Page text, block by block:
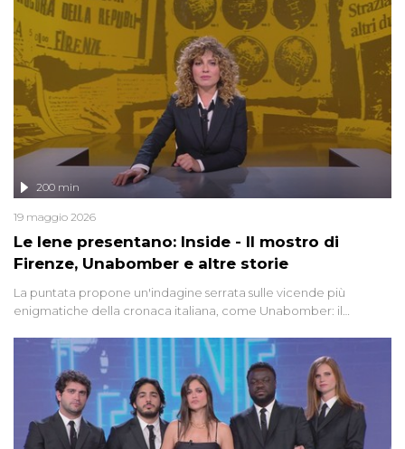
Le Iene presentano: Inside - Il mostro di
Firenze, Unabomber e altre storie
200 min
19 maggio 2026
La puntata propone un'indagine serrata sulle vicende più
enigmatiche della cronaca italiana, come Unabomber: il
'90 e il 2000 che, inquietantemente, potrebbe essere ancora in
libertà. Lo speciale affronta inoltre le zone d'ombra sul Mostro di
Firenze, le cui responsabilità appaiono ancora oggi avvolte in un
groviglio di dubbi mai chiariti. Nel corso dello speciale anche
l'intervista inedita a Olindo Romano, realizzata ne...